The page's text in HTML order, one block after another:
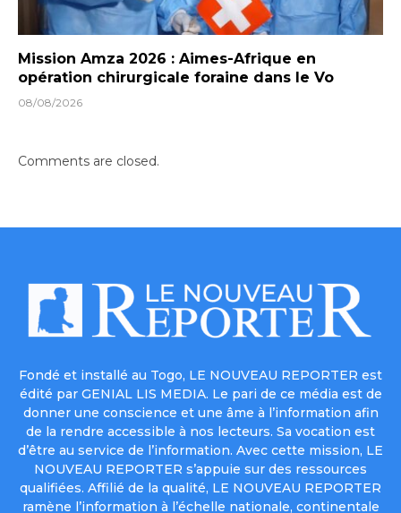
Mission Amza 2026 : Aimes-Afrique en
opération chirurgicale foraine dans le Vo
08/08/2026
Comments are closed.
Fondé et installé au Togo, LE NOUVEAU REPORTER est
édité par GENIAL LIS MEDIA. Le pari de ce média est de
donner une conscience et une âme à l’information afin
de la rendre accessible à nos lecteurs. Sa vocation est
d’être au service de l’information. Avec cette mission, LE
NOUVEAU REPORTER s’appuie sur des ressources
qualifiées. Affilié de la qualité, LE NOUVEAU REPORTER
ramène l’information à l’échelle nationale, continentale